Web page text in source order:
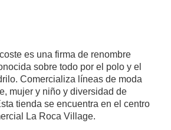
es una firma de renombre
sobre todo por el polo y el
Comercializa líneas de moda
mujer y niño y diversidad de
tienda se encuentra en el centro
La Roca Village.